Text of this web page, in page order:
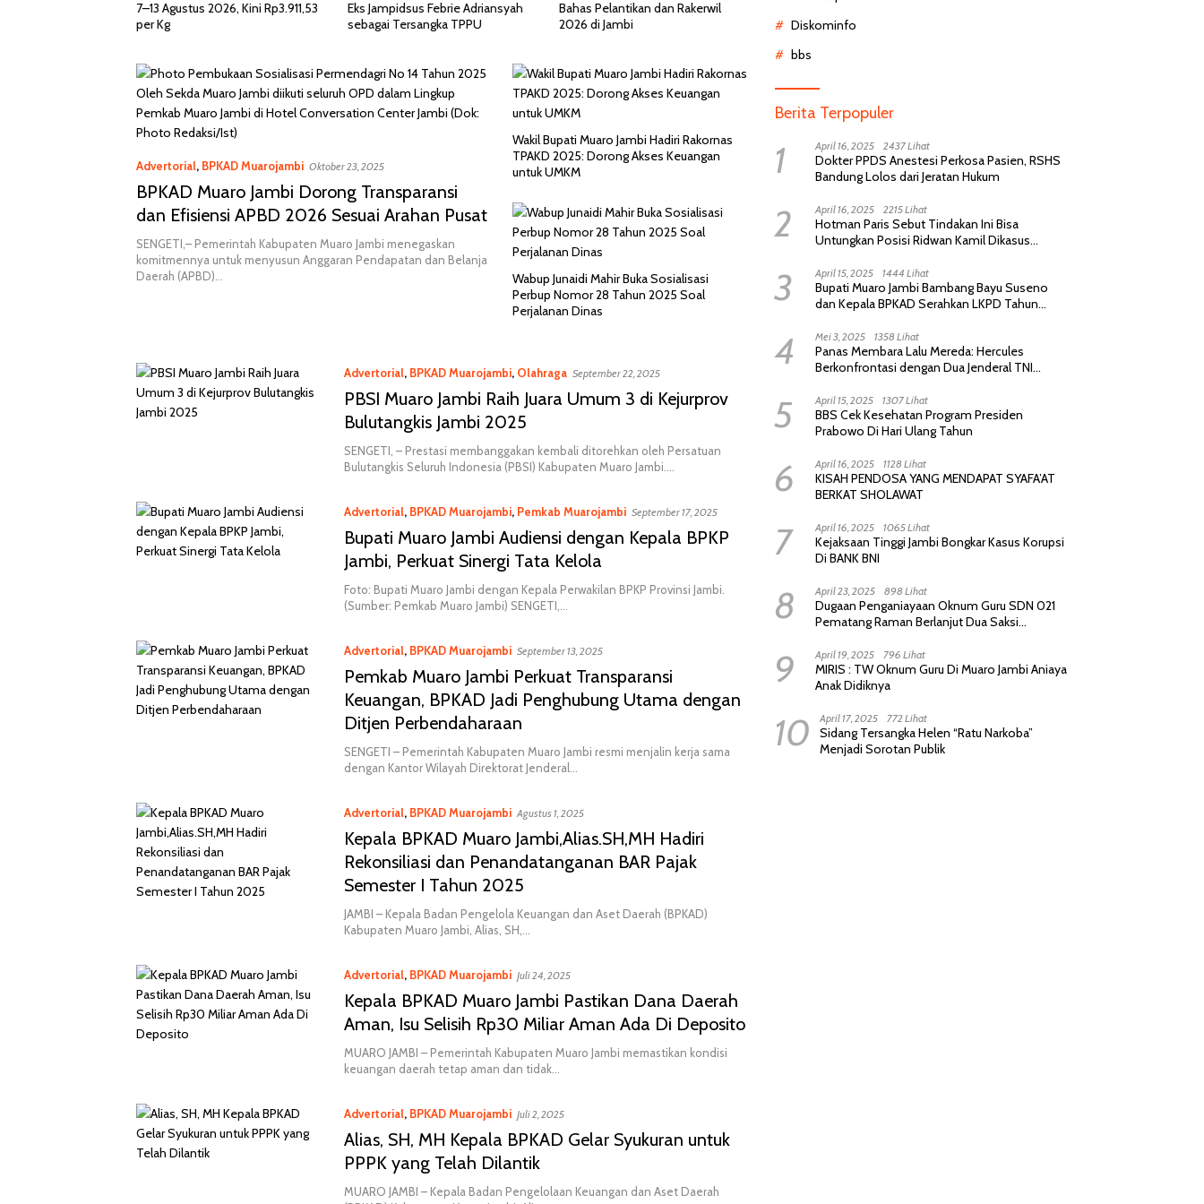
Eks Jampidsus Febrie Adriansyah
sebagai Tersangka TPPU
Bahas Pelantikan dan Rakerwil
2026 di Jambi
Pasien BPJS Menunggu 8 Jam di
IGD, Ternyata Butuh Perawatan
Advertorial, BPKAD Muarojambi Oktober 23, 2025
BPKAD Muaro Jambi Dorong Transparansi
dan Efisiensi APBD 2026 Sesuai Arahan Pusat
SENGETI,– Pemerintah Kabupaten Muaro Jambi menegaskan
komitmennya untuk menyusun Anggaran Pendapatan dan Belanja
Daerah (APBD)…
Wakil Bupati Muaro Jambi Hadiri Rakornas
TPAKD 2025: Dorong Akses Keuangan
untuk UMKM
Wabup Junaidi Mahir Buka Sosialisasi
Perbup Nomor 28 Tahun 2025 Soal
Perjalanan Dinas
Advertorial, BPKAD Muarojambi, Olahraga September 22, 2025
PBSI Muaro Jambi Raih Juara Umum 3 di Kejurprov
Bulutangkis Jambi 2025
SENGETI, – Prestasi membanggakan kembali ditorehkan oleh Persatuan
Bulutangkis Seluruh Indonesia (PBSI) Kabupaten Muaro Jambi….
Advertorial, BPKAD Muarojambi, Pemkab Muarojambi September 17, 2025
Bupati Muaro Jambi Audiensi dengan Kepala BPKP
Jambi, Perkuat Sinergi Tata Kelola
Foto: Bupati Muaro Jambi dengan Kepala Perwakilan BPKP Provinsi Jambi.
(Sumber: Pemkab Muaro Jambi) SENGETI,…
Advertorial, BPKAD Muarojambi September 13, 2025
Pemkab Muaro Jambi Perkuat Transparansi
Keuangan, BPKAD Jadi Penghubung Utama dengan
Ditjen Perbendaharaan
SENGETI – Pemerintah Kabupaten Muaro Jambi resmi menjalin kerja sama
dengan Kantor Wilayah Direktorat Jenderal…
Advertorial, BPKAD Muarojambi Agustus 1, 2025
Kepala BPKAD Muaro Jambi,Alias.SH,MH Hadiri
Rekonsiliasi dan Penandatanganan BAR Pajak
Semester I Tahun 2025
JAMBI – Kepala Badan Pengelola Keuangan dan Aset Daerah (BPKAD)
Kabupaten Muaro Jambi, Alias, SH,…
Advertorial, BPKAD Muarojambi Juli 24, 2025
Kepala BPKAD Muaro Jambi Pastikan Dana Daerah
Aman, Isu Selisih Rp30 Miliar Aman Ada Di Deposito
MUARO JAMBI – Pemerintah Kabupaten Muaro Jambi memastikan kondisi
keuangan daerah tetap aman dan tidak…
Advertorial, BPKAD Muarojambi Juli 2, 2025
Alias, SH, MH Kepala BPKAD Gelar Syukuran untuk
PPPK yang Telah Dilantik
MUARO JAMBI – Kepala Badan Pengelolaan Keuangan dan Aset Daerah
Diskominfo
bbs
Berita Terpopuler
1 April 16, 2025 2437 Lihat
Dokter PPDS Anestesi Perkosa Pasien, RSHS
Bandung Lolos dari Jeratan Hukum
2 April 16, 2025 2215 Lihat
Hotman Paris Sebut Tindakan Ini Bisa
Untungkan Posisi Ridwan Kamil Dikasus
3 April 15, 2025 1444 Lihat
Bupati Muaro Jambi Bambang Bayu Suseno
dan Kepala BPKAD Serahkan LKPD Tahun
4 Mei 3, 2025 1358 Lihat
Panas Membara Lalu Mereda: Hercules
Berkonfrontasi dengan Dua Jenderal TNI
Permintaan Maaf
5 April 15, 2025 1307 Lihat
BBS Cek Kesehatan Program Presiden
Prabowo Di Hari Ulang Tahun
6 April 16, 2025 1128 Lihat
KISAH PENDOSA YANG MENDAPAT SYAFA’AT
BERKAT SHOLAWAT
7 April 16, 2025 1065 Lihat
Kejaksaan Tinggi Jambi Bongkar Kasus Korupsi
Di BANK BNI
8 April 23, 2025 898 Lihat
Dugaan Penganiayaan Oknum Guru SDN 021
Pematang Raman Berlanjut Dua Saksi
9 April 19, 2025 796 Lihat
MIRIS : TW Oknum Guru Di Muaro Jambi Aniaya
Anak Didiknya
10 April 17, 2025 772 Lihat
Sidang Tersangka Helen “Ratu Narkoba”
Menjadi Sorotan Publik